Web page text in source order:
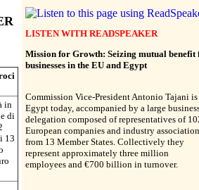
in
di
13
LISTEN WITH READSPEAKER
Mission for Growth: Seizing mutual benefit
businesses in the EU and Egypt
Commission Vice-President Antonio Tajani
Egypt today, accompanied by a large
delegation composed of representatives of
European companies and industry
from 13 Member States. Collectively they
represent approximately three million
employees and €700 billion in turnover.